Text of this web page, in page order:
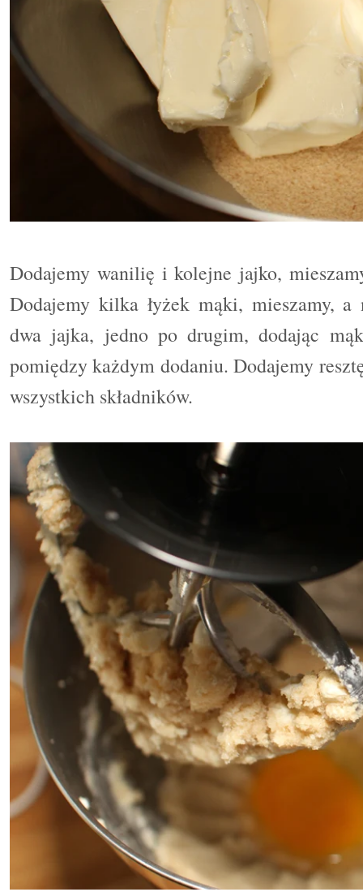
Dodajemy wanilię i kolejne jajko,
Dodajemy kilka łyżek mąki, mieszamy, a
dwa jajka, jedno po drugim, dodając
pomiędzy każdym dodaniu. Dodajemy
wszystkich składników.